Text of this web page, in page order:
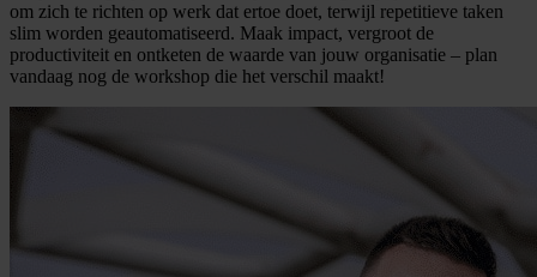
om zich te richten op werk dat ertoe doet, terwijl repetitieve taken
slim worden geautomatiseerd. Maak impact, vergroot de
productiviteit en ontketen de waarde van jouw organisatie – plan
vandaag nog de workshop die het verschil maakt!